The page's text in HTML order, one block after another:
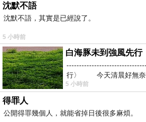
沈默不語
沈默不語，其實是已經說了。
5 小時前
白海豚未到強風先行
行〉 今天清晨好無奈
5 小時前
得罪人
公開得罪幾個人，就能省掉日後很多麻煩。